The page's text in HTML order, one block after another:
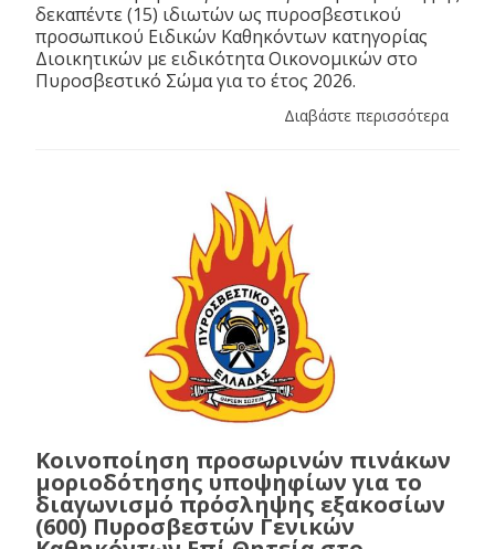
δεκαπέντε (15) ιδιωτών ως πυροσβεστικού
προσωπικού Ειδικών Καθηκόντων κατηγορίας
Διοικητικών με ειδικότητα Οικονομικών στο
Πυροσβεστικό Σώμα για το έτος 2026.
Διαβάστε περισσότερα
Κοινοποίηση προσωρινών πινάκων
μοριοδότησης υποψηφίων για το
διαγωνισμό πρόσληψης εξακοσίων
(600) Πυροσβεστών Γενικών